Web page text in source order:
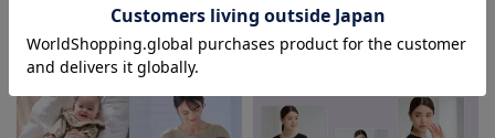
助産院監修シリーズ
もう迷わない!!ママのための上品で
清楚なお宮参り服